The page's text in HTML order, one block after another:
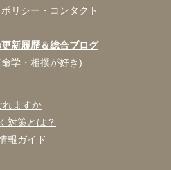
ポリシー ・ コンタクト
新履歴＆総合ブログ
学 ・ 相撲が好き)
れますか
対策とは？
報ガイド